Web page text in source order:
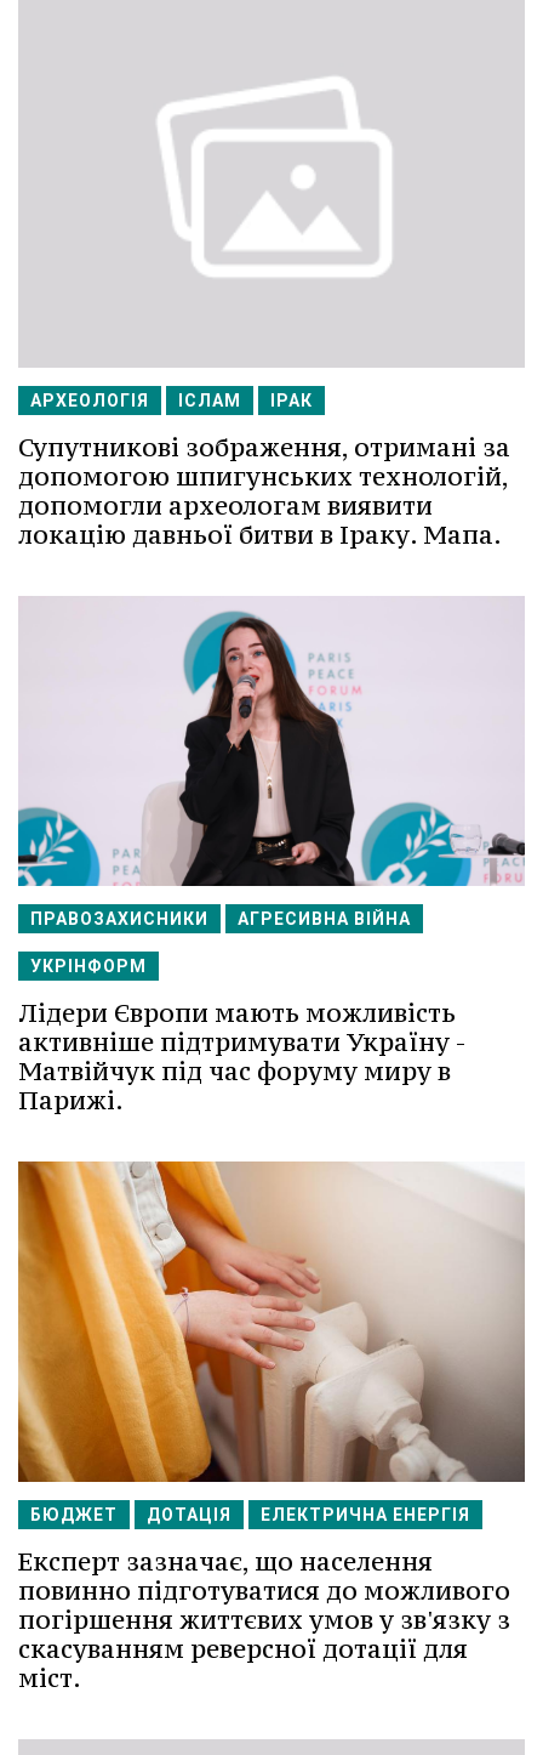
АРХЕОЛОГІЯ ІСЛАМ ІРАК
Супутникові зображення, отримані за
допомогою шпигунських технологій,
допомогли археологам виявити
локацію давньої битви в Іраку. Мапа.
ПРАВОЗАХИСНИКИ АГРЕСИВНА ВІЙНА
УКРІНФОРМ
Лідери Європи мають можливість
активніше підтримувати Україну -
Матвійчук під час форуму миру в
Парижі.
БЮДЖЕТ ДОТАЦІЯ ЕЛЕКТРИЧНА ЕНЕРГІЯ
Експерт зазначає, що населення
повинно підготуватися до можливого
погіршення життєвих умов у зв'язку з
скасуванням реверсної дотації для
міст.